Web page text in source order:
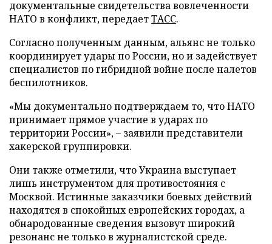
документальные свидетельства вовлеченности
НАТО в конфликт, передаетТАСС.
Согласно полученным данным, альянс не только
координирует удары по России, но и задействует
специалистов по гибридной войне после налетов
беспилотников.
«Мы документально подтверждаем то, что НАТО
принимает прямое участие в ударах по
территории России», – заявили представители
хакерской группировки.
Они также отметили, что Украина выступает
лишь инструментом для противостояния с
Москвой. Истинные заказчики боевых действий
находятся в спокойных европейских городах, а
обнародованные сведения вызовут широкий
резонанс не только в журналистской среде.